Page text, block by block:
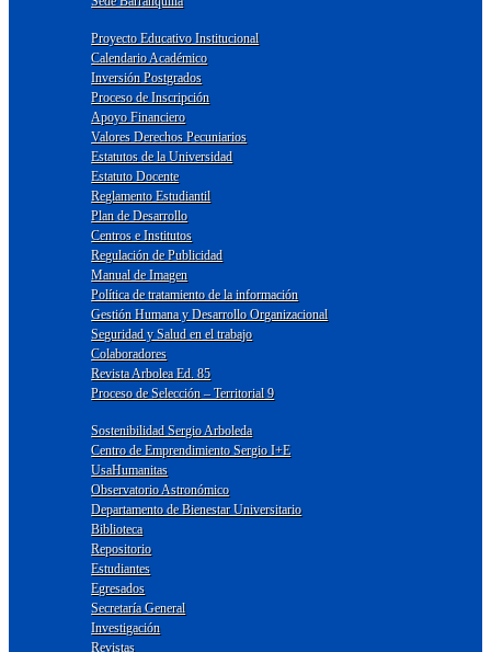
Proyecto Educativo Institucional
Calendario Académico
Inversión Postgrados
Proceso de Inscripción
Apoyo Financiero
Valores Derechos Pecuniarios
Estatutos de la Universidad
Estatuto Docente
Reglamento Estudiantil
Plan de Desarrollo
Centros e Institutos
Regulación de Publicidad
Manual de Imagen
Política de tratamiento de la información
Gestión Humana y Desarrollo Organizacional
Seguridad y Salud en el trabajo
Colaboradores
Revista Arbolea Ed. 85
Proceso de Selección – Territorial 9
Sostenibilidad Sergio Arboleda
Centro de Emprendimiento Sergio I+E
UsaHumanitas
Observatorio Astronómico
Departamento de Bienestar Universitario
Biblioteca
Repositorio
Estudiantes
Egresados
Secretaría General
Investigación
Revistas